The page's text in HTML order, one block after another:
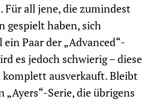
Für all jene, die zumindest
gespielt haben, sich
Paar der „Advanced“-
es jedoch schwierig – diese
ausverkauft. Bleibt
„Ayers“-Serie, die übrigens